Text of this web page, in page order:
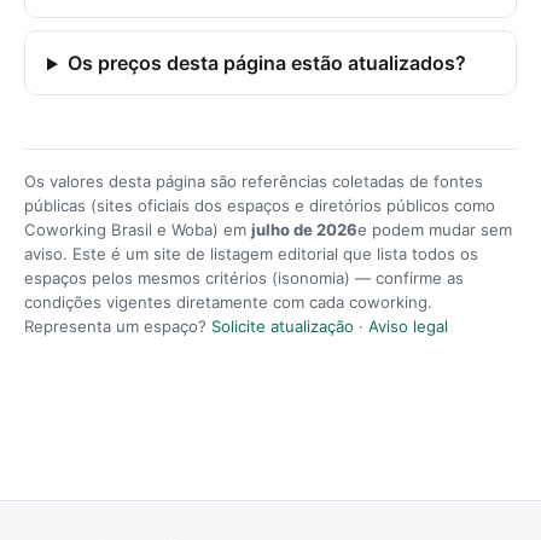
Os preços desta página estão atualizados?
Os valores desta página são referências coletadas de fontes
públicas (sites oficiais dos espaços e diretórios públicos como
Coworking Brasil e Woba) em julho de 2026e podem mudar sem
aviso. Este é um site de listagem editorial que lista todos os
espaços pelos mesmos critérios (isonomia) — confirme as
condições vigentes diretamente com cada coworking.
Representa um espaço? Solicite atualização · Aviso legal